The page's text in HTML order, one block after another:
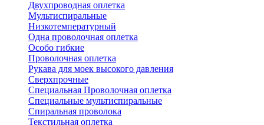
Двухпроводная оплетка
Мультиспиральные
Низкотемпературный
Одна проволочная оплетка
Особо гибкие
Проволочная оплетка
Рукава для моек высокого давления
Сверхпрочные
Специальная Проволочная оплетка
Специальные мультиспиральные
Спиральная проволока
Текстильная оплетка